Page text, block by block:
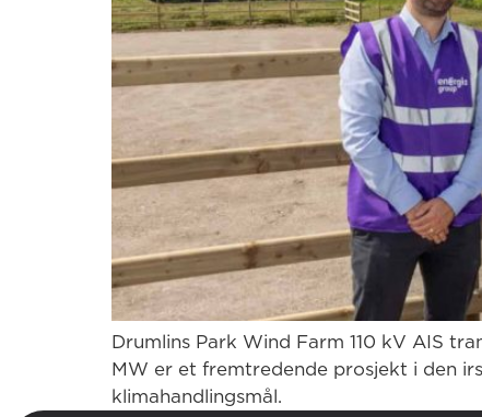
Drumlins Park Wind Farm 110 kV AIS
MW er et fremtredende prosjekt i den
klimahandlingsmål.